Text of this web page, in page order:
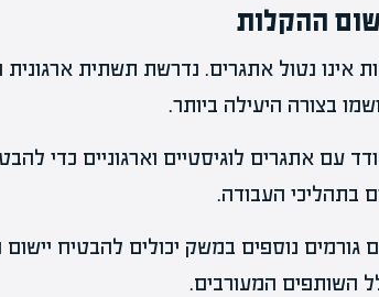
ההקלות
אינו נטול אתגרים. נדרשת תשתית ארגונית
בצורה היעילה ביותר.
עם אתגרים לוגיסטיים וארגוניים כדי
בתהליכי העבודה.
גורמים נוספים במשק יכולים להבטיח
השותפים המעורבים.